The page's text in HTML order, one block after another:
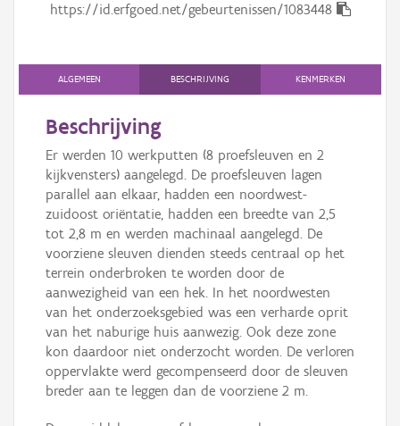
Persoon of collectief
Downloads
Hergebruik
Aanmelden
https://id.erfgoed.net/gebeurtenissen/1083448
ALGEMEEN BESCHRIJVING KENMERKEN
Beschrijving
Er werden 10 werkputten (8 proefsleuven en 2
kijkvensters) aangelegd. De proefsleuven lagen
parallel aan elkaar, hadden een noordwest-
zuidoost oriëntatie, hadden een breedte van 2,5
tot 2,8 m en werden machinaal aangelegd. De
voorziene sleuven dienden steeds centraal op het
terrein onderbroken te worden door de
aanwezigheid van een hek. In het noordwesten
van het onderzoeksgebied was een verharde oprit
van het naburige huis aanwezig. Ook deze zone
kon daardoor niet onderzocht worden. De verloren
oppervlakte werd gecompenseerd door de sleuven
breder aan te leggen dan de voorziene 2 m.